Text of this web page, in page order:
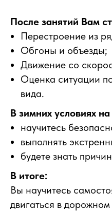
После занятий Вам
Перестроение из
Обгоны и объезды;
Движение со
Оценка ситуации
вида.
В зимних условиях
научитесь
выполнять
будете знать
В итоге:
Вы научитесь
двигаться в дорожном